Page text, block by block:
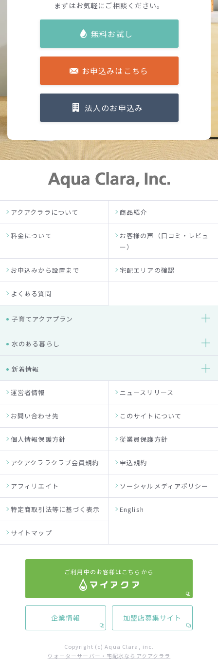
まずはお気軽にご相談ください。
無料お試し
お申込みはこちら
法人のお申込み
アクアクララについて 商品紹介
料金について
お客様の声（口コミ・レビュ
ー）
お申込みから設置まで 宅配エリアの確認
よくある質問
子育てアクアプラン
水のある暮らし
新着情報
運営者情報 ニュースリリース
お問い合わせ先 このサイトについて
個人情報保護方針 従業員保護方針
アクアクララクラブ会員規約 申込規約
アフィリエイト ソーシャルメディアポリシー
特定商取引法等に基づく表示 English
サイトマップ
ご利用中のお客様はこちらから
企業情報 加盟店募集サイト
Copyright (c) Aqua Clara, inc.
ウォーターサーバー・宅配水ならアクアクララ